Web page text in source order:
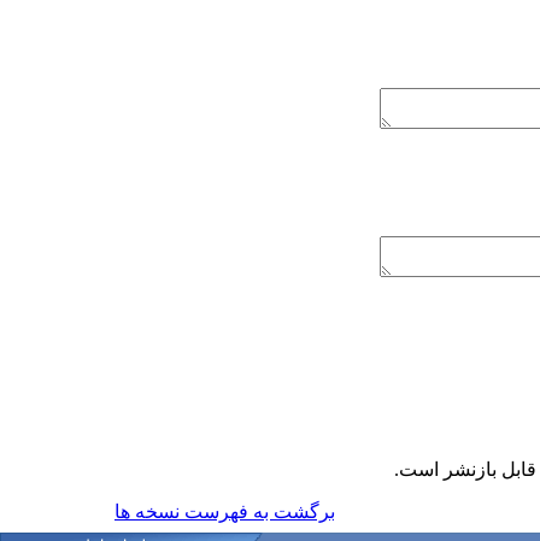
قابل بازنشر است.
برگشت به فهرست نسخه ها